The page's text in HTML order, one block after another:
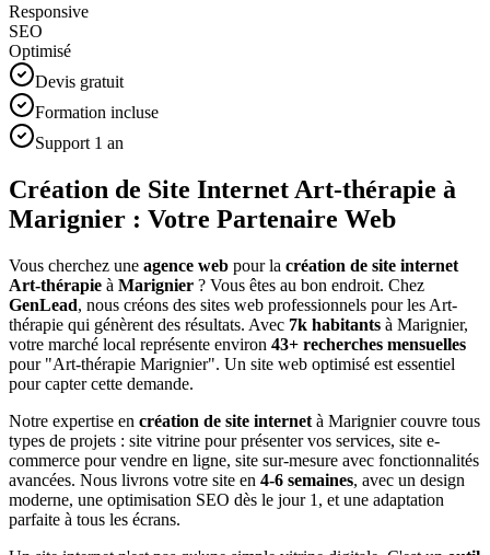
Responsive
SEO
Optimisé
Devis gratuit
Formation incluse
Support 1 an
Création de Site Internet Art-thérapie à
Marignier : Votre Partenaire Web
Vous cherchez une agence web pour la création de site internet
Art-thérapie à Marignier ? Vous êtes au bon endroit. Chez
GenLead, nous créons des sites web professionnels pour les Art-
thérapie qui génèrent des résultats. Avec 7k habitants à Marignier,
votre marché local représente environ 43+ recherches mensuelles
pour "Art-thérapie Marignier". Un site web optimisé est essentiel
pour capter cette demande.
Notre expertise en création de site internet à Marigniercouvre tous
types de projets : site vitrine pour présenter vos services, site e-
commerce pour vendre en ligne, site sur-mesure avec fonctionnalités
avancées. Nous livrons votre site en 4-6 semaines, avec un design
moderne, une optimisation SEO dès le jour 1, et une adaptation
parfaite à tous les écrans.